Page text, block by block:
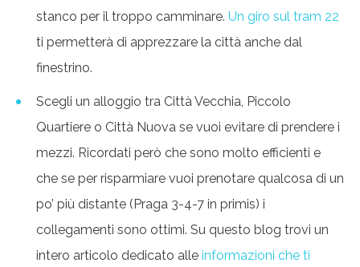
stanco per il troppo camminare. Un giro sul tram 22
ti permetterà di apprezzare la città anche dal
finestrino.
Scegli un alloggio tra Città Vecchia, Piccolo
Quartiere o Città Nuova se vuoi evitare di prendere i
mezzi. Ricordati però che sono molto efficienti e
che se per risparmiare vuoi prenotare qualcosa di un
po’ più distante (Praga 3-4-7 in primis) i
collegamenti sono ottimi. Su questo blog trovi un
intero articolo dedicato alle informazioni che ti